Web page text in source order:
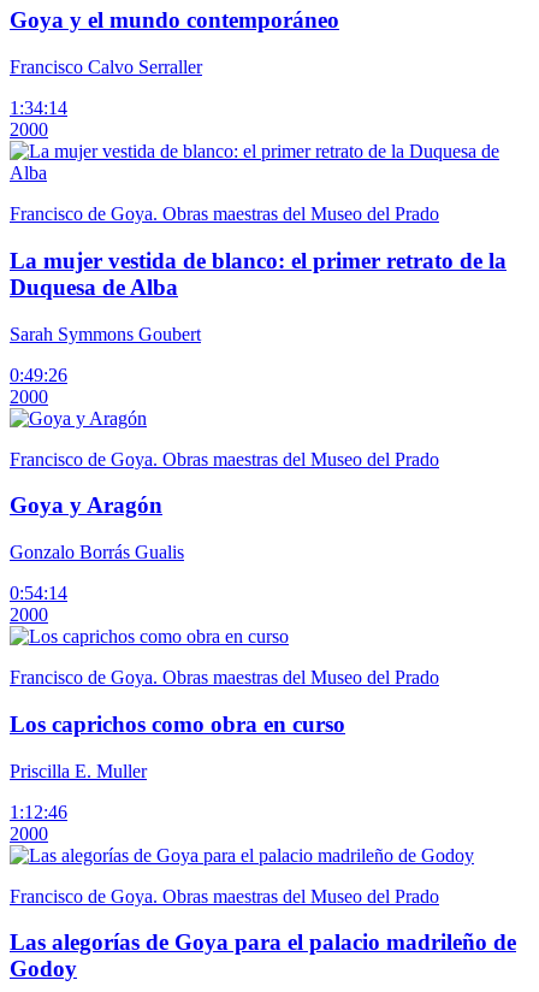
Goya y el mundo contemporáneo
Francisco Calvo Serraller
1:34:14
2000
Francisco de Goya. Obras maestras del Museo del Prado
La mujer vestida de blanco: el primer retrato de la
Duquesa de Alba
Sarah Symmons Goubert
0:49:26
2000
Francisco de Goya. Obras maestras del Museo del Prado
Goya y Aragón
Gonzalo Borrás Gualis
0:54:14
2000
Francisco de Goya. Obras maestras del Museo del Prado
Los caprichos como obra en curso
Priscilla E. Muller
1:12:46
2000
Francisco de Goya. Obras maestras del Museo del Prado
Las alegorías de Goya para el palacio madrileño de
Godoy